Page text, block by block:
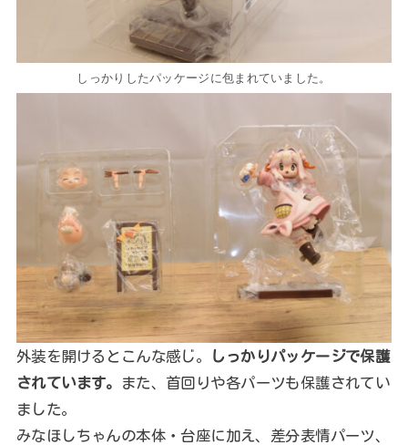
しっかりしたパッケージに包まれていました。
外装を開けるとこんな感じ。
しっかりパッケージで保護
されています。
また、首回りや各パーツも保護されてい
ました。
みなほしちゃんの本体・台座に加え、差分表情パーツ、